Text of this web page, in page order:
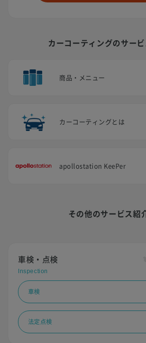
カーコーティングのサー
商品・メニュー
カーコーティングとは
apollostation KeePer
その他のサービス紹
車検・点検
Inspection
車検
法定点検